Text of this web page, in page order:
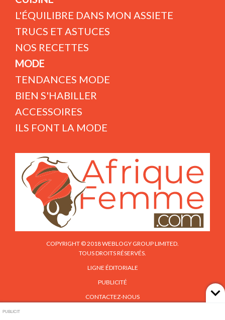
L'ÉQUILIBRE DANS MON ASSIETE
TRUCS ET ASTUCES
NOS RECETTES
MODE
TENDANCES MODE
BIEN S'HABILLER
ACCESSOIRES
ILS FONT LA MODE
COPYRIGHT © 2018 WEBLOGY GROUP LIMITED.
TOUS DROITS RÉSERVÉS.
LIGNE ÉDITORIALE
PUBLICITÉ
CONTACTEZ-NOUS
PUBLICIT